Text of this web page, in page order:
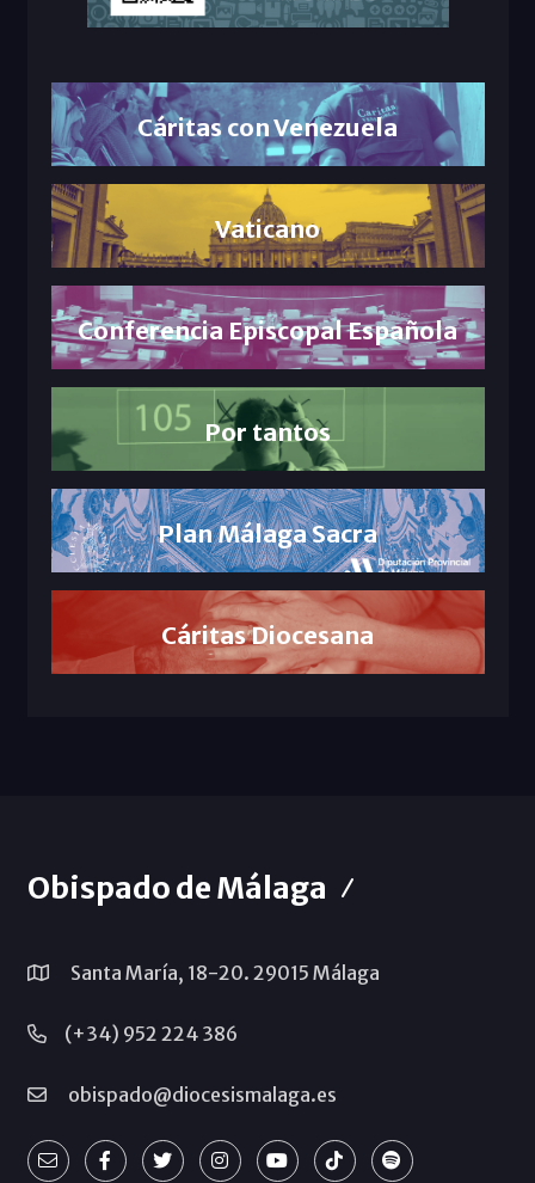
Cáritas con Venezuela
Vaticano
Conferencia Episcopal Española
Por tantos
Plan Málaga Sacra
Cáritas Diocesana
Obispado de Málaga
Santa María, 18-20. 29015 Málaga
(+34) 952 224 386
obispado@diocesismalaga.es